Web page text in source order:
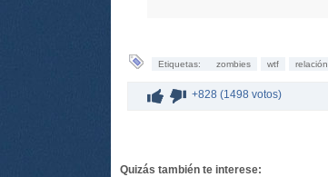
Etiquetas: zombies wtf relación
+828 (1498 votos)
Quizás también te interese: